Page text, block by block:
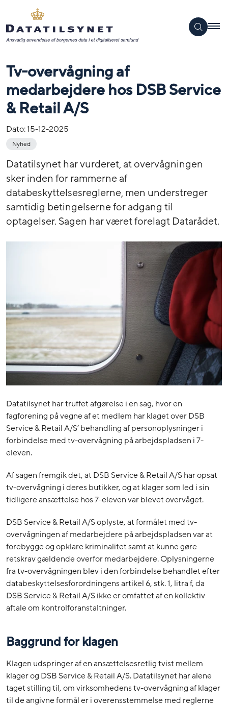
Tv-overvågning af
medarbejdere hos DSB Service
& Retail A/S
Dato:15-12-2025
Nyhed
Datatilsynet har vurderet, at overvågningen
sker inden for rammerne af
databeskyttelsesreglerne, men understreger
samtidig betingelserne for adgang til
optagelser. Sagen har været forelagt Datarådet.
Datatilsynet har truffet afgørelse i en sag, hvor en
fagforening på vegne af et medlem har klaget over DSB
Service & Retail A/S’ behandling af personoplysninger i
forbindelse med tv-overvågning på arbejdspladsen i 7-
eleven.
Af sagen fremgik det, at DSB Service & Retail A/S har opsat
tv-overvågning i deres butikker, og at klager som led i sin
tidligere ansættelse hos 7-eleven var blevet overvåget.
DSB Service & Retail A/S oplyste, at formålet med tv-
overvågningen af medarbejdere på arbejdspladsen var at
forebygge og opklare kriminalitet samt at kunne gøre
retskrav gældende overfor medarbejdere. Oplysningerne
fra tv-overvågningen blev i den forbindelse behandlet efter
databeskyttelsesforordningens artikel 6, stk. 1, litra f, da
DSB Service & Retail A/S ikke er omfattet af en kollektiv
aftale om kontrolforanstaltninger.
Baggrund for klagen
Klagen udspringer af en ansættelsesretlig tvist mellem
klager og DSB Service & Retail A/S. Datatilsynet har alene
taget stilling til, om virksomhedens tv-overvågning af klager
til de angivne formål er i overensstemmelse med reglerne